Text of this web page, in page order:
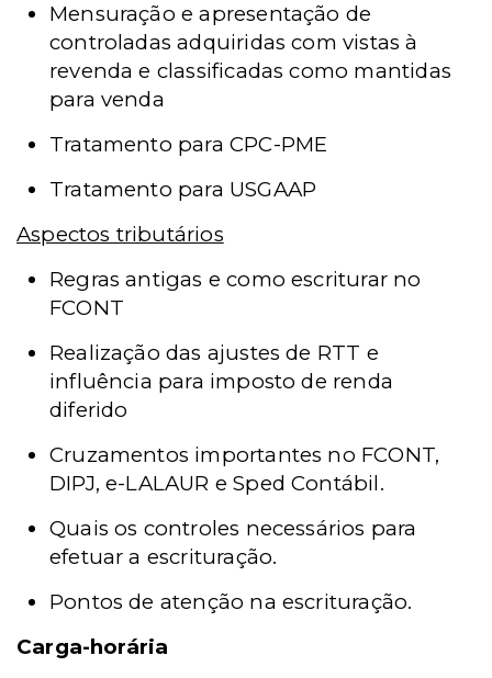
Mensuração e apresentação de
controladas adquiridas com vistas à
revenda e classificadas como mantidas
para venda
Tratamento para CPC-PME
Tratamento para USGAAP
Aspectos tributários
Regras antigas e como escriturar no
FCONT
Realização das ajustes de RTT e
influência para imposto de renda
diferido
Cruzamentos importantes no FCONT,
DIPJ, e-LALAUR e Sped Contábil.
Quais os controles necessários para
efetuar a escrituração.
Pontos de atenção na escrituração.
Carga-horária